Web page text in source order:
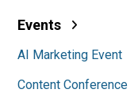
Events
AI Marketing Event
Content Conference